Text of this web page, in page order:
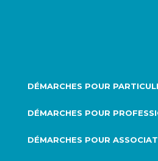
DÉMARCHES POUR
DÉMARCHES POUR
DÉMARCHES POUR